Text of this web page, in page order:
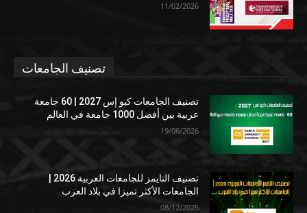
11/02/2026
تصنيف الجامعات
تصنيف الجامعات كيو إس 2027 | 60 جامعة
عربية بين أفضل 1000 جامعة في العالم
19/06/2026
الجامعات الأكثر تميزا في بلاد العرب
08/12/2025